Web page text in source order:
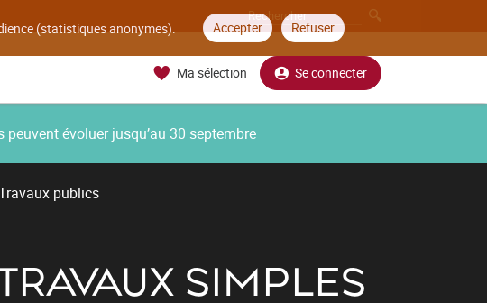
(statistiques anonymes). Accepter Refuser
Ma sélection Se connecter
évoluer jusqu’au 30 septembre
publics
SIMPLES